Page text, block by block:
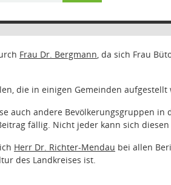
Frau Dr. Bergmann, da sich Frau
die in einigen Gemeinden
auch andere Bevölkerungsgruppen
fällig. Nicht jeder kann sich
Herr Dr. Richter-Mendau bei allen
des Landkreises ist.